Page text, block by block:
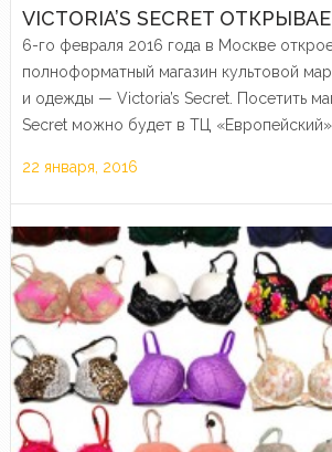
6-го февраля 2016 года в Москве
полноформатный магазин культовой
и одежды — Victoria’s Secret. Посетить
Secret можно будет в ТЦ
линии марки.
22 января, 2016